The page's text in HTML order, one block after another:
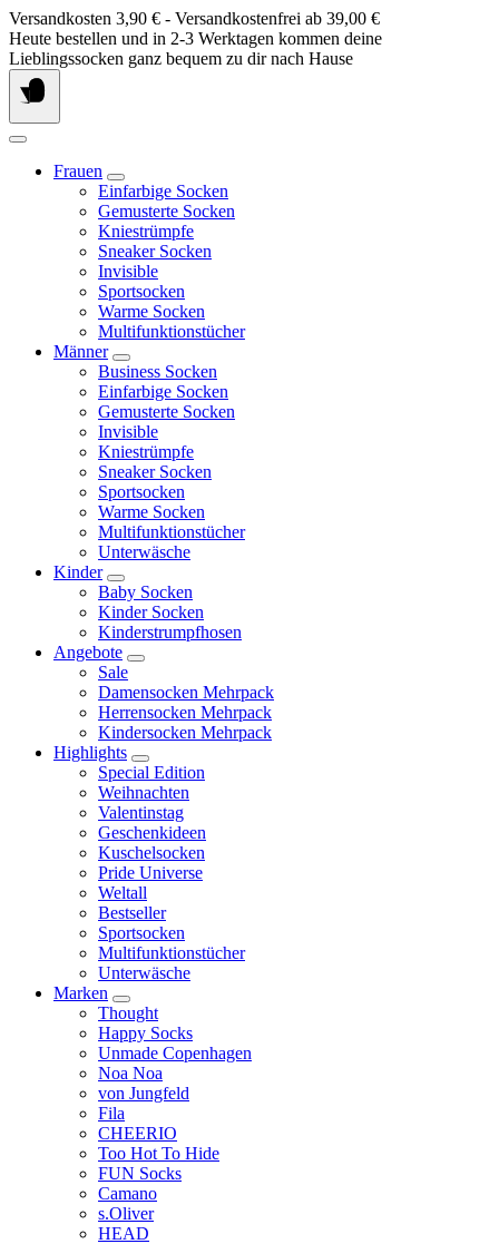
Springe
zum
Inhalt
Versandkosten 3,90 € - Versandkostenfrei ab 39,00 €
Heute bestellen und in 2-3 Werktagen kommen deine
Lieblingssocken ganz bequem zu dir nach Hause
Frauen
Einfarbige Socken
Gemusterte Socken
Kniestrümpfe
Sneaker Socken
Invisible
Sportsocken
Warme Socken
Multifunktionstücher
Männer
Business Socken
Einfarbige Socken
Gemusterte Socken
Invisible
Kniestrümpfe
Sneaker Socken
Sportsocken
Warme Socken
Multifunktionstücher
Unterwäsche
Kinder
Baby Socken
Kinder Socken
Kinderstrumpfhosen
Angebote
Sale
Damensocken Mehrpack
Herrensocken Mehrpack
Kindersocken Mehrpack
Highlights
Special Edition
Weihnachten
Valentinstag
Geschenkideen
Kuschelsocken
Pride Universe
Weltall
Bestseller
Sportsocken
Multifunktionstücher
Unterwäsche
Marken
Thought
Happy Socks
Unmade Copenhagen
Noa Noa
von Jungfeld
Fila
CHEERIO
Too Hot To Hide
FUN Socks
Camano
s.Oliver
HEAD